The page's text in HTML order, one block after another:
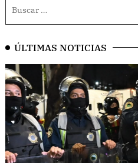
ÚLTIMAS NOTICIAS